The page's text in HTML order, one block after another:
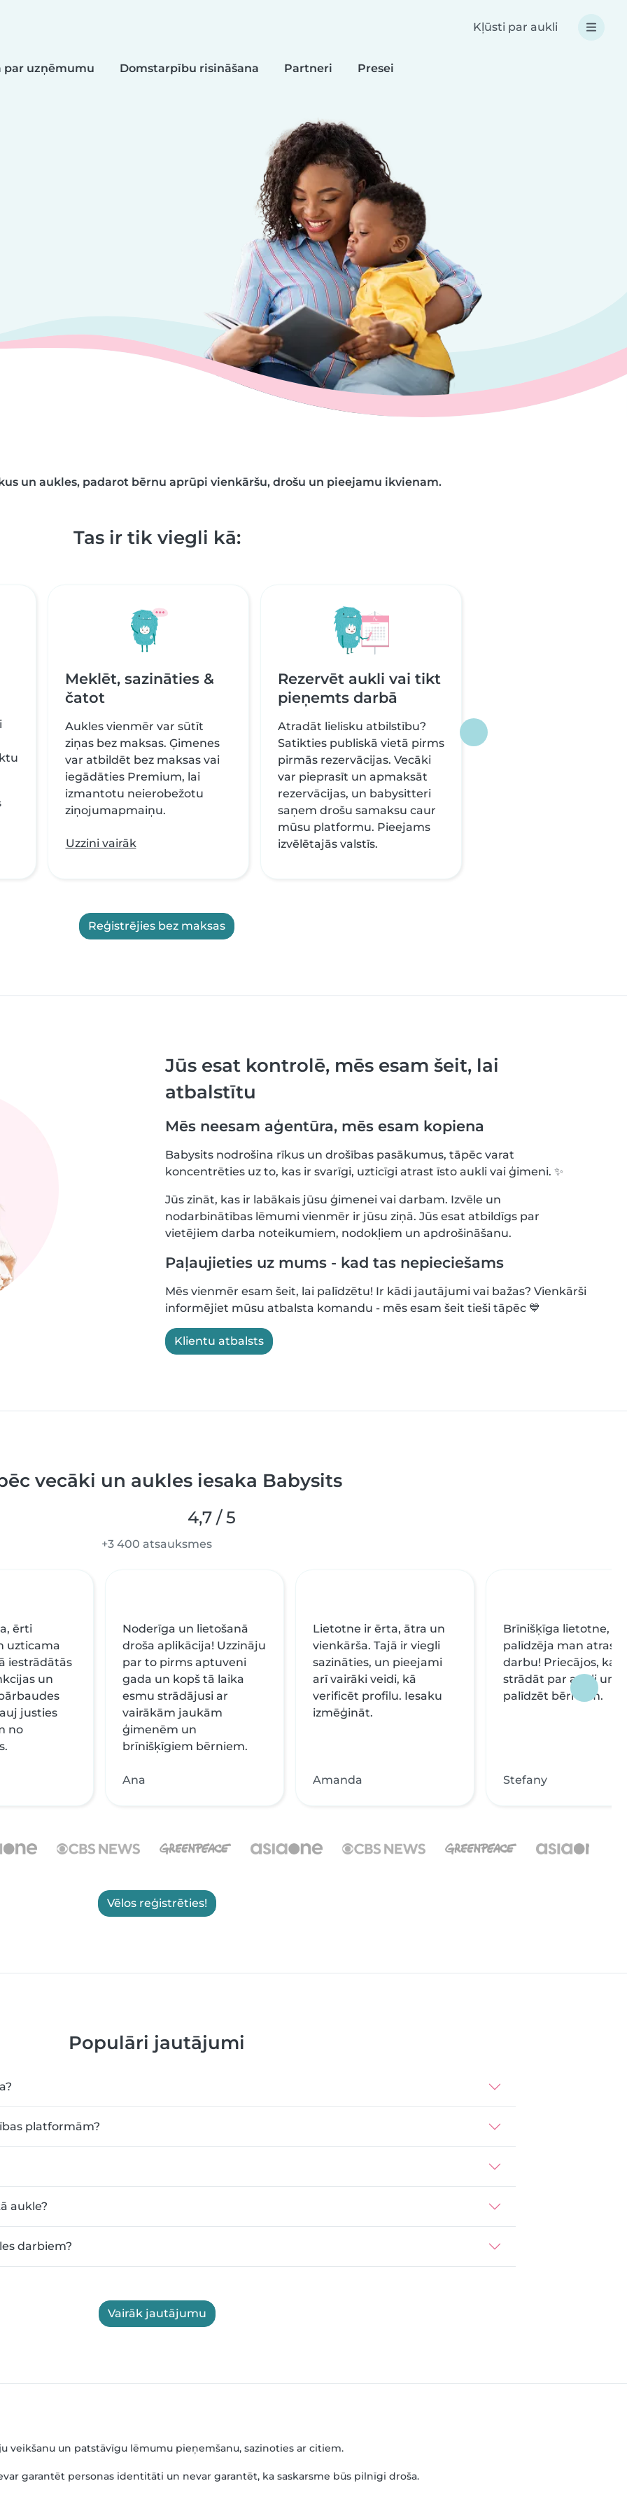
Kļūsti par aukli
par uzņēmumu Domstarpību risināšana Partneri Presei
un aukles, padarot bērnu aprūpi vienkāršu, drošu un pieejamu ikvienam.
Tas ir tik viegli kā:
Meklēt, sazināties &
čatot
Aukles vienmēr var sūtīt
ziņas bez maksas. Ģimenes
var atbildēt bez maksas vai
iegādāties Premium, lai
izmantotu neierobežotu
ziņojumapmaiņu.
Uzzini vairāk
Rezervēt aukli vai tikt
pieņemts darbā
Atradāt lielisku atbilstību?
Satikties publiskā vietā pirms
pirmās rezervācijas. Vecāki
var pieprasīt un apmaksāt
rezervācijas, un babysitteri
saņem drošu samaksu caur
mūsu platformu. Pieejams
izvēlētajās valstīs.
Reģistrējies bez maksas
Jūs esat kontrolē, mēs esam šeit, lai
atbalstītu
Mēs neesam aģentūra, mēs esam kopiena
Babysits nodrošina rīkus un drošības pasākumus, tāpēc varat
koncentrēties uz to, kas ir svarīgi, uzticīgi atrast īsto aukli vai ģimeni. ✨
Jūs zināt, kas ir labākais jūsu ģimenei vai darbam. Izvēle un
nodarbinātības lēmumi vienmēr ir jūsu ziņā. Jūs esat atbildīgs par
vietējiem darba noteikumiem, nodokļiem un apdrošināšanu.
Paļaujieties uz mums - kad tas nepieciešams
Mēs vienmēr esam šeit, lai palīdzētu! Ir kādi jautājumi vai bažas? Vienkārši
informējiet mūsu atbalsta komandu - mēs esam šeit tieši tāpēc 💙
Klientu atbalsts
vecāki un aukles iesaka Babysits
4,7 / 5
+3 400 atsauksmes
ērti
uzticama
iestrādātās
un
justies
no
Noderīga un lietošanā
droša aplikācija! Uzzināju
par to pirms aptuveni
gada un kopš tā laika
esmu strādājusi ar
vairākām jaukām
ģimenēm un
brīnišķīgiem bērniem.
Ana
Lietotne ir ērta, ātra un
vienkārša. Tajā ir viegli
sazināties, un pieejami
arī vairāki veidi, kā
verificēt profilu. Iesaku
izmēģināt.
Amanda
Brīnišķīga lietotne,
palīdzēja man atrast
darbu! Priecājos, ka
strādāt par aukli un
palīdzēt bērniem.
Stefany
Vēlos reģistrēties!
Populāri jautājumi
platformām?
aukle?
darbiem?
Vairāk jautājumu
veikšanu un patstāvīgu lēmumu pieņemšanu, sazinoties ar citiem.
garantēt personas identitāti un nevar garantēt, ka saskarsme būs pilnīgi droša.